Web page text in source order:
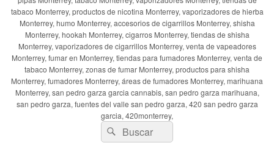
tabaco Monterrey, productos de nicotina Monterrey, vaporizadores de hierba
Monterrey, humo Monterrey, accesorios de cigarrillos Monterrey, shisha
Monterrey, hookah Monterrey, cigarros Monterrey, tiendas de shisha
Monterrey, vaporizadores de cigarrillos Monterrey, venta de vapeadores
Monterrey, fumar en Monterrey, tiendas para fumadores Monterrey, venta de
tabaco Monterrey, zonas de fumar Monterrey, productos para shisha
Monterrey, fumadores Monterrey, áreas de fumadores Monterrey, marihuana
Monterrey, san pedro garza garcia cannabis, san pedro garza marihuana,
san pedro garza, fuentes del valle san pedro garza, 420 san pedro garza
garcia, 420monterrey,
Buscar
por:
Buscar